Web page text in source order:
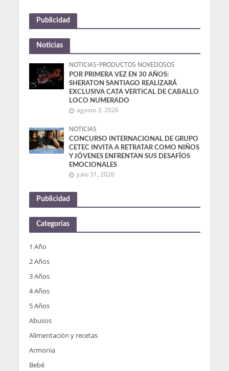
Publicidad
Noticias
NOTICIAS•PRODUCTOS NOVEDOSOS
POR PRIMERA VEZ EN 30 AÑOS:
SHERATON SANTIAGO REALIZARÁ
EXCLUSIVA CATA VERTICAL DE CABALLO
LOCO NUMERADO
agosto 3, 2026
NOTICIAS
CONCURSO INTERNACIONAL DE GRUPO
CETEC INVITA A RETRATAR COMO NIÑOS
Y JÓVENES ENFRENTAN SUS DESAFÍOS
EMOCIONALES
julio 31, 2026
Publicidad
Categorías
1 Año
2 Años
3 Años
4 Años
5 Años
Abusos
Alimentación y recetas
Armonia
Bebé